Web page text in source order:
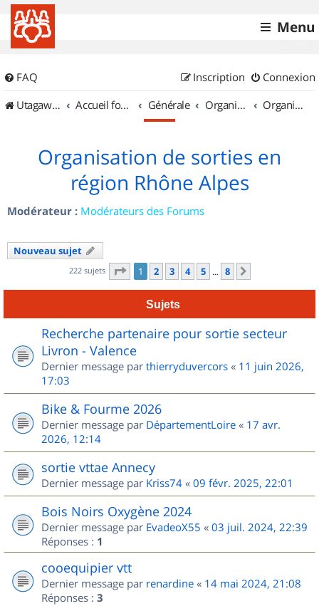
Menu
FAQ Connexion
Inscription
UtagawaVTT (Randos VTT et VTTAE avec traces GPS)
Accueil forum Générale Organisation de sorties & Recherche de partenaires Organisation de sorties en région Rhône Alpes
Organisation de sorties en
région Rhône Alpes
Modérateur : Modérateurs des Forums
Nouveau sujet
222 sujets Page 1sur
1 2 3 4 5 … 8
Sujets
Recherche partenaire pour sortie secteur
Livron - Valence
Dernier message par thierryduvercors « 11 juin 2026,
17:03
Bike & Fourme 2026
Dernier message par DépartementLoire « 17 avr.
2026, 12:14
sortie vttae Annecy
Dernier message par Kriss74 « 09 févr. 2025, 22:01
Bois Noirs Oxygène 2024
Dernier message par EvadeoX55 « 03 juil. 2024, 22:39
Réponses : 1
cooequipier vtt
Dernier message par renardine « 14 mai 2024, 21:08
Réponses : 3